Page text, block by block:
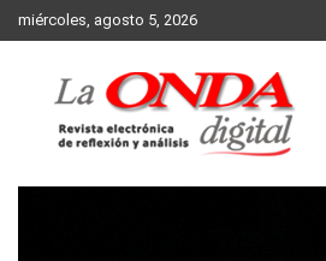
to
miércoles, agosto 5, 2026